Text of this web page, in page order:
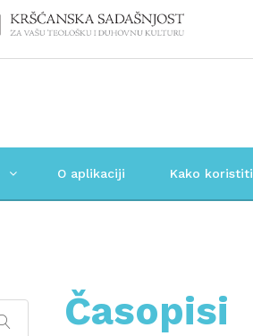
O aplikaciji Kako koristiti
Časopisi